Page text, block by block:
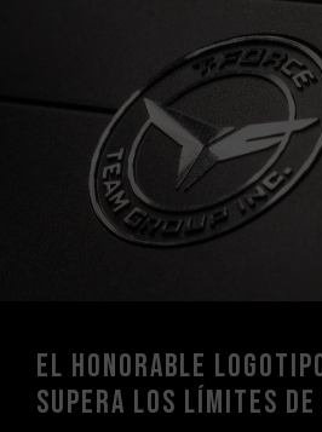
El honorable logotipo
supera los límites